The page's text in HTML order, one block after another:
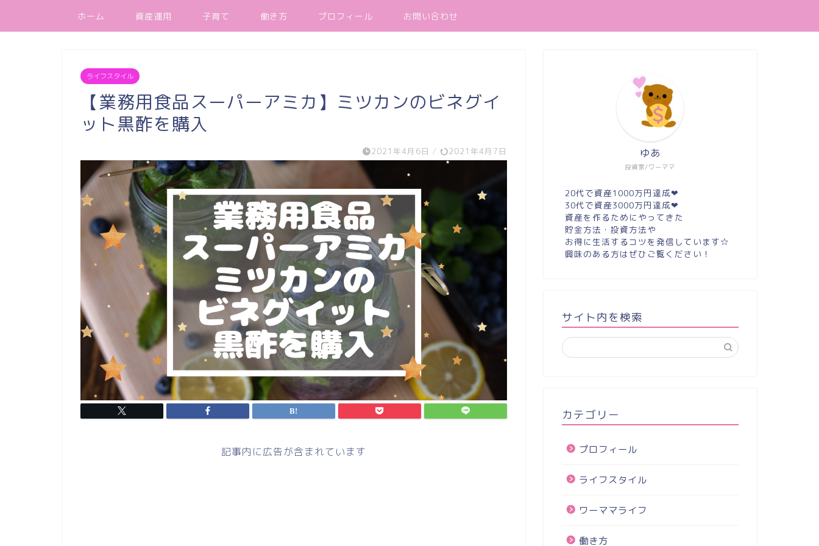
ホーム 資産運用 子育て 働き方 プロフィール お問い合わせ
ライフスタイル
【業務用食品スーパーアミカ】ミツカンのビネグイ
ット黒酢を購入
2021年4月6日 / 2021年4月7日
記事内に広告が含まれています
投資家/ワーママ
ゆあ
20代で資産1000万円達成❤︎
30代で資産3000万円達成❤︎
資産を作るためにやってきた
貯金方法・投資方法や
お得に生活するコツを発信しています☆
興味のある方はぜひご覧ください！
サイト内を検索
カテゴリー
プロフィール
ライフスタイル
ワーママライフ
働き方